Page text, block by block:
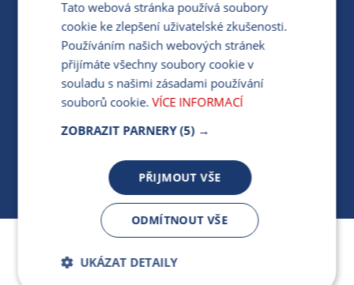
Jsme součástí skupiny ARMEX a členem Asociace
nezávislých dodavatelů energií.
PRO MÉDIA
MÁM DOTAZ KE STÁVAJÍCÍ SMLOUVĚ
412 154 154
PO-PÁ 7:30-17:00
Tato webová stránka používá soubory
cookie ke zlepšení uživatelské zkušenosti.
Používáním našich webových stránek
přijímáte všechny soubory cookie v
souladu s našimi zásadami používání
souborů cookie. VÍCE INFORMACÍ
ZOBRAZIT PARNERY (5) →
PŘIJMOUT VŠE
ODMÍTNOUT VŠE
UKÁZAT DETAILY